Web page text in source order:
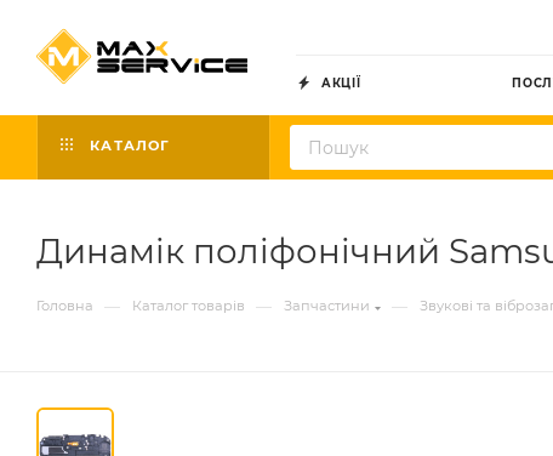
АКЦІЇ
КАТАЛОГ
Динамік поліфонічний
Головна — Каталог товарів — Запчастини — Звукові та